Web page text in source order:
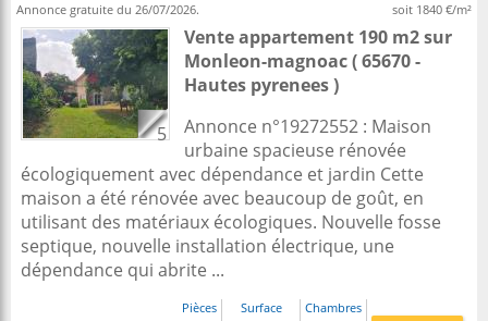
Annonce gratuite du 26/07/2026. soit 1840 €/m²
5
Vente appartement 190 m2sur
Monleon-magnoac( 65670 -
Hautes pyrenees )
Annonce n°19272552 : Maison
urbaine spacieuse rénovée
écologiquement avec dépendance et jardin Cette
maison a été rénovée avec beaucoup de goût, en
utilisant des matériaux écologiques. Nouvelle fosse
septique, nouvelle installation électrique, une
dépendance qui abrite ...
Pièces Surface Chambres